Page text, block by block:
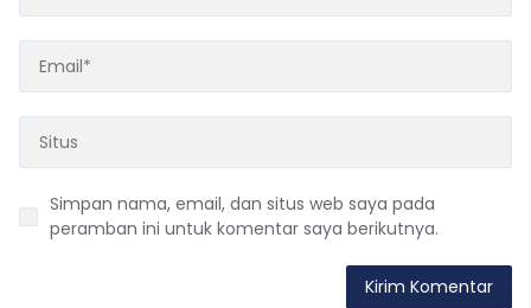
Simpan nama, email, dan situs web saya pada
peramban ini untuk komentar saya berikutnya.